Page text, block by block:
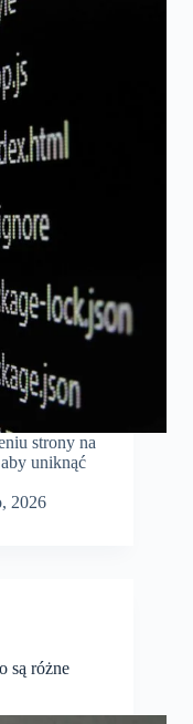
strony na
uniknąć
2026
są różne